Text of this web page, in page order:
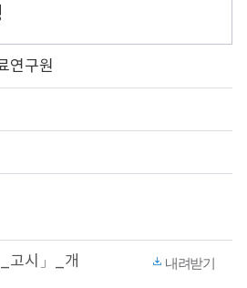
연구원
고시」_개
내려받기